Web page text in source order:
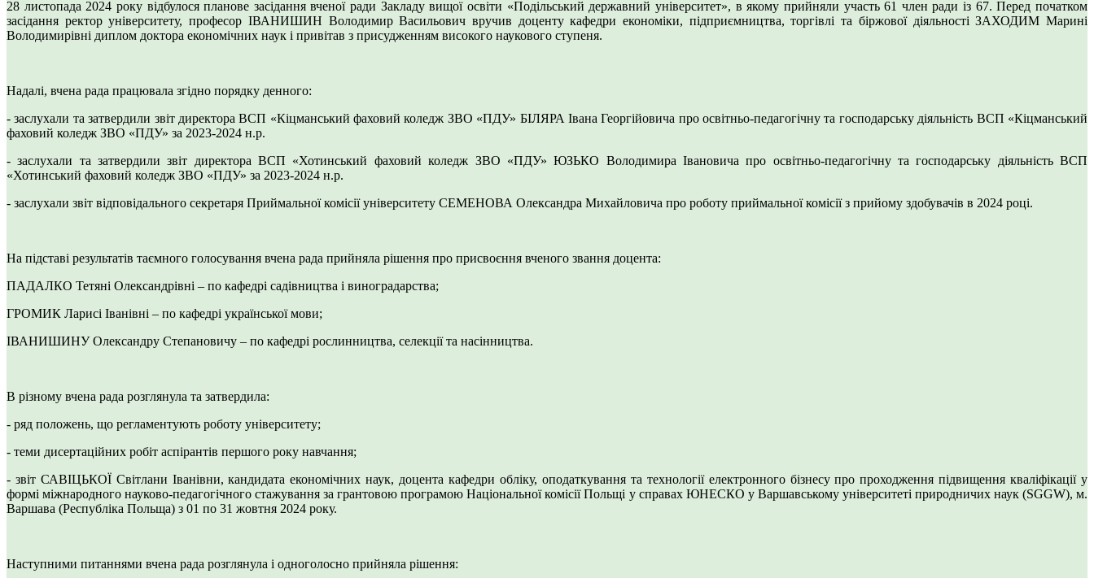
28 листопада 2024 року відбулося планове засідання вченої ради Закладу вищої освіти «Подільський державний університет», в якому прийняли участь 61 член ради із 67. Перед початком
засідання ректор університету, професор ІВАНИШИН Володимир Васильович вручив доценту кафедри економіки, підприємництва, торгівлі та біржової діяльності ЗАХОДИМ Марині
Володимирівні диплом доктора економічних наук і привітав з присудженням високого наукового ступеня.
Надалі, вчена рада працювала згідно порядку денного:
- заслухали та затвердили звіт директора ВСП «Кіцманський фаховий коледж ЗВО «ПДУ» БІЛЯРА Івана Георгійовича про освітньо-педагогічну та господарську діяльність ВСП «Кіцманський
фаховий коледж ЗВО «ПДУ» за 2023-2024 н.р.
- заслухали та затвердили звіт директора ВСП «Хотинський фаховий коледж ЗВО «ПДУ» ЮЗЬКО Володимира Івановича про освітньо-педагогічну та господарську діяльність ВСП
«Хотинський фаховий коледж ЗВО «ПДУ» за 2023-2024 н.р.
- заслухали звіт відповідального секретаря Приймальної комісії університету СЕМЕНОВА Олександра Михайловича про роботу приймальної комісії з прийому здобувачів в 2024 році.
На підставі результатів таємного голосування вчена рада прийняла рішення про присвоєння вченого звання доцента:
ПАДАЛКО Тетяні Олександрівні – по кафедрі садівництва і виноградарства;
ГРОМИК Ларисі Іванівні – по кафедрі української мови;
ІВАНИШИНУ Олександру Степановичу – по кафедрі рослинництва, селекції та насінництва.
В різному вчена рада розглянула та затвердила:
- ряд положень, що регламентують роботу університету;
- теми дисертаційних робіт аспірантів першого року навчання;
- звіт САВІЦЬКОЇ Світлани Іванівни, кандидата економічних наук, доцента кафедри обліку, оподаткування та технології електронного бізнесу про проходження підвищення кваліфікації у
формі міжнародного науково-педагогічного стажування за грантовою програмою Національної комісії Польщі у справах ЮНЕСКО у Варшавському університеті природничих наук (SGGW), м.
Варшава (Республіка Польща) з 01 по 31 жовтня 2024 року.
Наступними питаннями вчена рада розглянула і одноголосно прийняла рішення: